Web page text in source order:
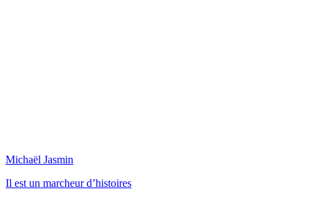
Michaël Jasmin
Il est un marcheur d’histoires